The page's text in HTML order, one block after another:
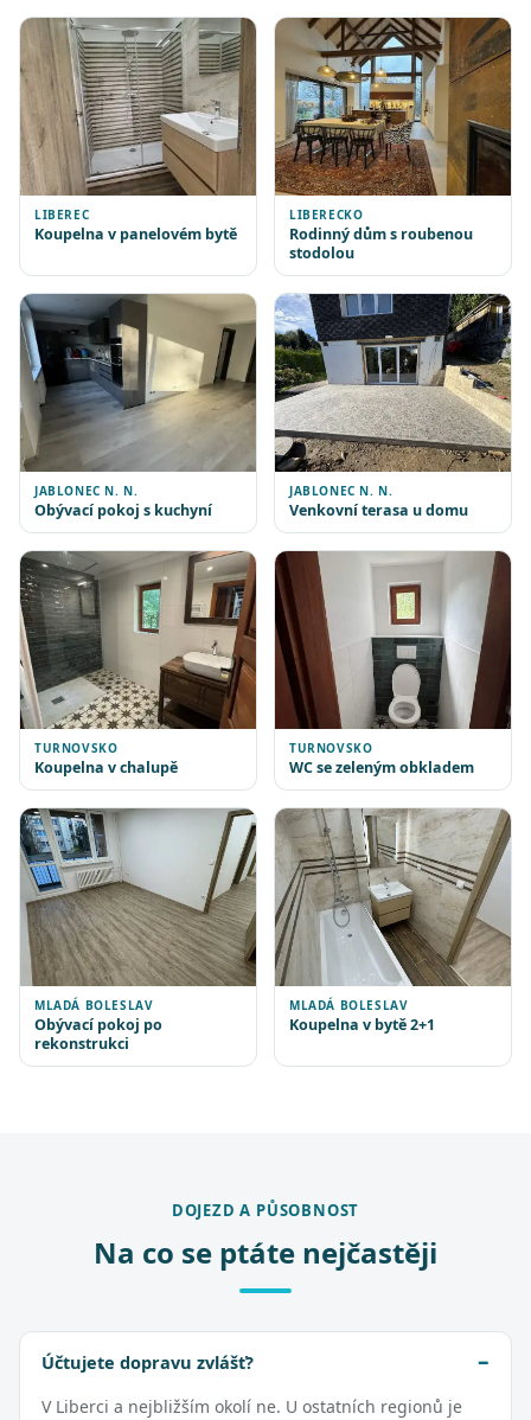
LIBEREC
Koupelna v panelovém bytě
LIBERECKO
Rodinný dům s roubenou
stodolou
JABLONEC N. N.
Obývací pokoj s kuchyní
JABLONEC N. N.
Venkovní terasa u domu
TURNOVSKO
Koupelna v chalupě
TURNOVSKO
WC se zeleným obkladem
MLADÁ BOLESLAV
Obývací pokoj po
rekonstrukci
MLADÁ BOLESLAV
Koupelna v bytě 2+1
DOJEZD A PŮSOBNOST
Na co se ptáte nejčastěji
Účtujete dopravu zvlášť?
V Liberci a nejbližším okolí ne. U ostatních regionů je